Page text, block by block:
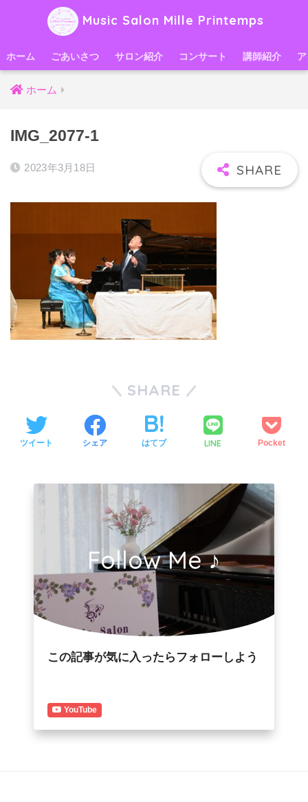
Music Salon Mille Printemps
ホーム ごあいさつ サロン紹介 コンサート 講師紹介
ホーム
IMG_2077-1
2023年3月18日
SHARE
ツイート シェア はてブ LINE Pocket
Follow Me ♪
この記事が気に入ったらフォローしよう
YouTube